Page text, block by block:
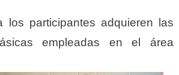
los participantes adquieren las
empleadas en el área